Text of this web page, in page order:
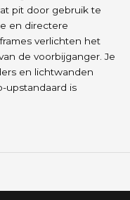
pit door gebruik te
en directere
verlichten het
de voorbijganger. Je
en lichtwanden
upstandaard is